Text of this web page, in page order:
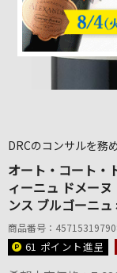
DRCのコンサルを務
オート・コート・
ィーニュ ドメー
ンス ブルゴーニ
商品番号：
61 ポイント進呈